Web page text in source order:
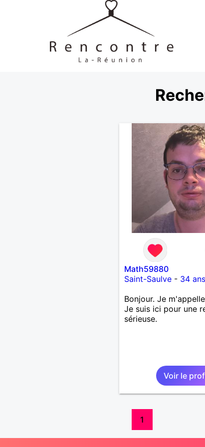
Math59880
Saint-Saulve- 34 ans
Bonjour. Je
Je suis ici pour une
sérieuse.
Voir le
1